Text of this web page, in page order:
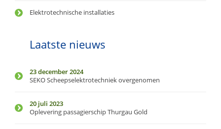
Elektrotechnische installaties
Laatste nieuws
23 december 2024
SEKO Scheepselektrotechniek overgenomen
20 juli 2023
Oplevering passagierschip Thurgau Gold